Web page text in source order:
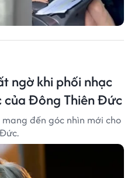
ngờ khi phối nhạc
của Đông Thiên Đức
đến góc nhìn mới cho